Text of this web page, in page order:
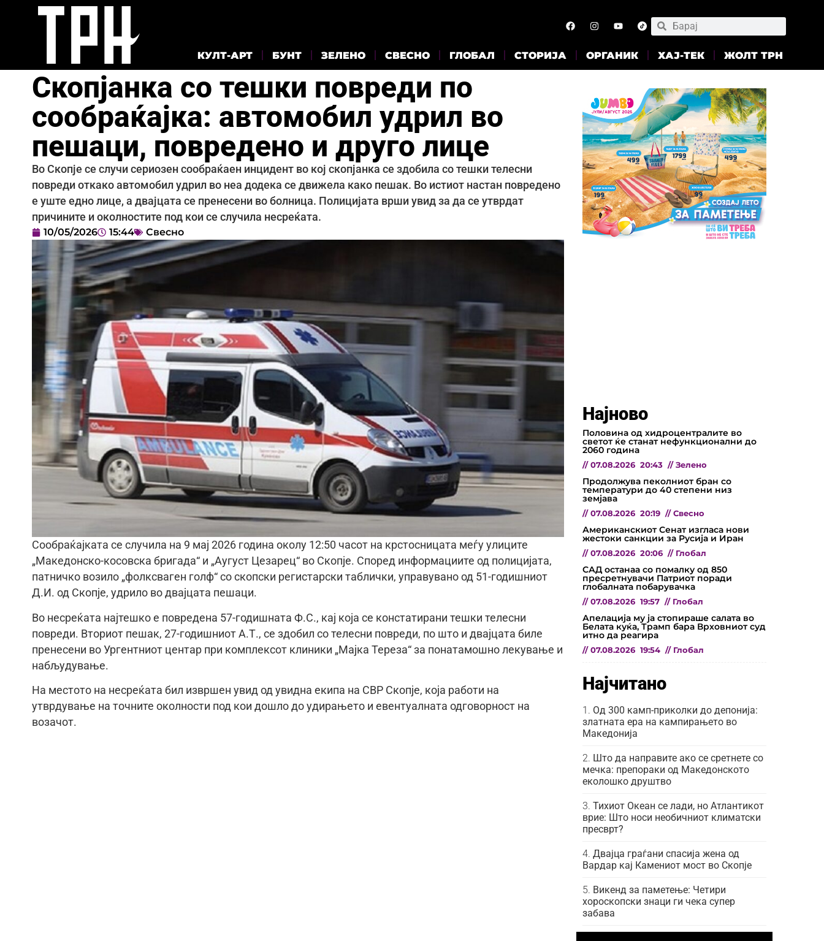
КУЛТ-АРТ БУНТ ЗЕЛЕНО СВЕСНО ГЛОБАЛ СТОРИЈА ОРГАНИК ХАЈ-ТЕК ЖОЛТ ТРН
Скопјанка со тешки повреди по
сообраќајка: автомобил удрил во
пешаци, повредено и друго лице
Во Скопје се случи сериозен сообраќаен инцидент во кој скопјанка се здобила со тешки телесни
повреди откако автомобил удрил во неа додека се движела како пешак. Во истиот настан повредено
е уште едно лице, а двајцата се пренесени во болница. Полицијата врши увид за да се утврдат
причините и околностите под кои се случила несреќата.
10/05/2026 15:44 Свесно
Сообраќајката се случила на 9 мај 2026 година околу 12:50 часот на крстосницата меѓу улиците
„Македонско-косовска бригада“ и „Аугуст Цезарец“ во Скопје. Според информациите од полицијата,
патничко возило „фолксваген голф“ со скопски регистарски таблички, управувано од 51-годишниот
Д.И. од Скопје, удрило во двајцата пешаци.
Во несреќата најтешко е повредена 57-годишната Ф.С., кај која се констатирани тешки телесни
повреди. Вториот пешак, 27-годишниот А.Т., се здобил со телесни повреди, по што и двајцата биле
пренесени во Ургентниот центар при комплексот клиники „Мајка Тереза“ за понатамошно лекување и
набљудување.
На местото на несреќата бил извршен увид од увидна екипа на СВР Скопје, која работи на
утврдување на точните околности под кои дошло до удирањето и евентуалната одговорност на
возачот.
Најново
Половина од хидроцентралите во
светот ќе станат нефункционални до
2060 година
// 07.08.2026 20:43 // Зелено
Продолжува пеколниот бран со
температури до 40 степени низ
земјава
// 07.08.2026 20:19 // Свесно
Американскиот Сенат изгласа нови
жестоки санкции за Русија и Иран
// 07.08.2026 20:06 // Глобал
САД останаа со помалку од 850
пресретнувачи Патриот поради
глобалната побарувачка
// 07.08.2026 19:57 // Глобал
Апелација му ја стопираше салата во
Белата куќа, Трамп бара Врховниот суд
итно да реагира
// 07.08.2026 19:54 // Глобал
Најчитано
Од 300 камп-приколки до депонија:
златната ера на кампирањето во
Македонија
Што да направите ако се сретнете со
мечка: препораки од Македонското
еколошко друштво
Тихиот Океан се лади, но Атлантикот
врие: Што носи необичниот климатски
пресврт?
Двајца граѓани спасија жена од
Вардар кај Камениот мост во Скопје
Викенд за паметење: Четири
хороскопски знаци ги чека супер
забава